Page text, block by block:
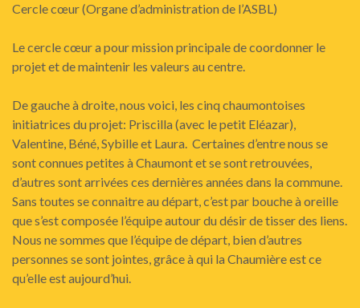
Cercle cœur (Organe d’administration de l’ASBL)
Le cercle cœur a pour mission principale de coordonner le
projet et de maintenir les valeurs au centre.
De gauche à droite, nous voici, les cinq chaumontoises
initiatrices du projet: Priscilla (avec le petit Eléazar),
Valentine, Béné, Sybille et Laura. Certaines d’entre nous se
sont connues petites à Chaumont et se sont retrouvées,
d’autres sont arrivées ces dernières années dans la commune.
Sans toutes se connaitre au départ, c’est par bouche à oreille
que s’est composée l’équipe autour du désir de tisser des liens.
Nous ne sommes que l’équipe de départ, bien d’autres
personnes se sont jointes, grâce à qui la Chaumière est ce
qu’elle est aujourd’hui.